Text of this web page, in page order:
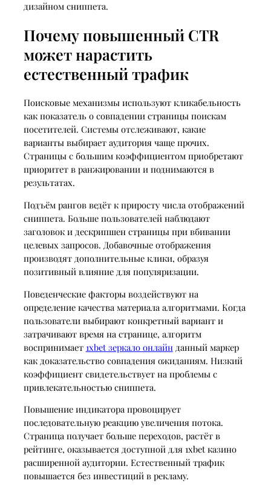
дизайном сниппета.
Почему повышенный CTR
может нарастить
естественный трафик
Поисковые механизмы используют кликабельность
как показатель о совпадении страницы поискам
посетителей. Системы отслеживают, какие
варианты выбирает аудитория чаще прочих.
Страницы с большим коэффициентом приобретают
приоритет в ранжировании и поднимаются в
результатах.
Подъём рангов ведёт к приросту числа отображений
сниппета. Больше пользователей наблюдают
заголовок и дескрипшен страницы при вбивании
целевых запросов. Добавочные отображения
производят дополнительные клики, образуя
позитивный влияние для популяризации.
Поведенческие факторы воздействуют на
определение качества материала алгоритмами. Когда
пользователи выбирают конкретный вариант и
затрачивают время на странице, алгоритм
воспринимает 1xbet зеркало онлайнданный маркер
как доказательство совпадения ожиданиям. Низкий
коэффициент свидетельствует на проблемы с
привлекательностью сниппета.
Повышение индикатора провоцирует
последовательную реакцию увеличения потока.
Страница получает больше переходов, растёт в
рейтинге, оказывается доступной для 1xbet казино
расширенной аудитории. Естественный трафик
повышается без инвестиций в рекламу.